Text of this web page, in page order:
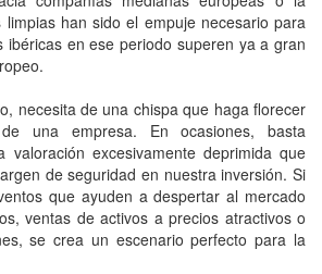
han sido el empuje necesario para
ibéricas en ese periodo superen ya a gran
necesita de una chispa que haga florecer
una empresa. En ocasiones, basta
valoración excesivamente deprimida que
de seguridad en nuestra inversión. Si
que ayuden a despertar al mercado
ventas de activos a precios atractivos o
se crea un escenario perfecto para la